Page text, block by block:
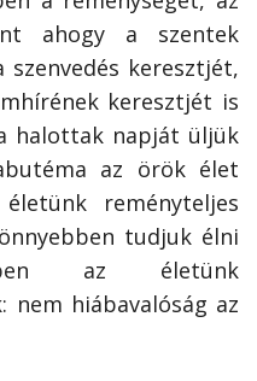
ahogy a szentek
keresztjét,
keresztjét is
halottak napját üljük
az örök élet
reményteljes
tudjuk élni
az életünk
nem hiábavalóság az